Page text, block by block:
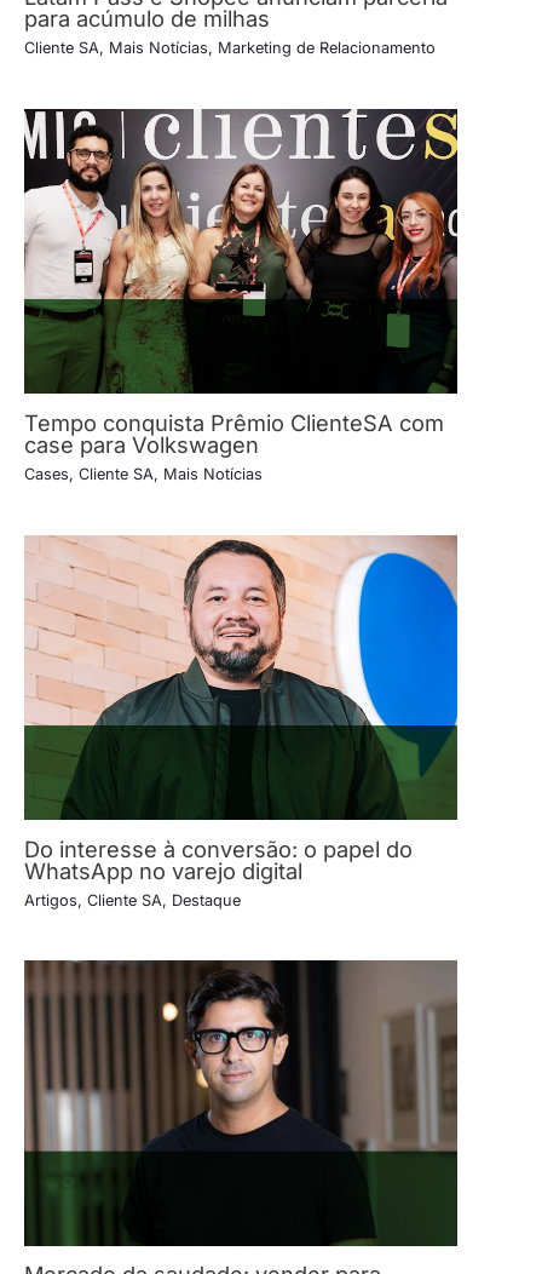
para acúmulo de milhas
Cliente SA, Mais Notícias, Marketing de Relacionamento
Tempo conquista Prêmio ClienteSA com
case para Volkswagen
Cases, Cliente SA, Mais Notícias
Do interesse à conversão: o papel do
WhatsApp no varejo digital
Artigos, Cliente SA, Destaque